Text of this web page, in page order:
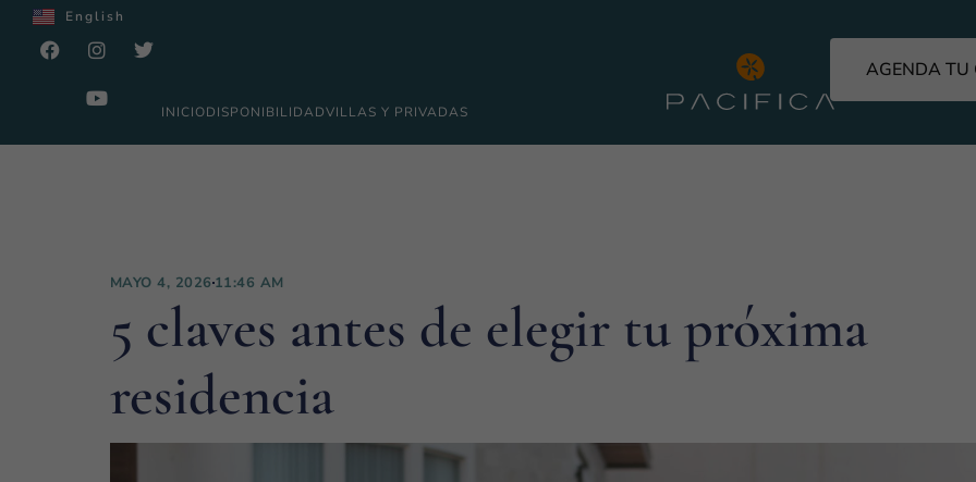
English
INICIODISPONIBILIDADVILLAS Y PRIVADAS
AGENDA TU
MAYO 4, 2026 11:46 AM
5 claves antes de elegir tu próxima
residencia